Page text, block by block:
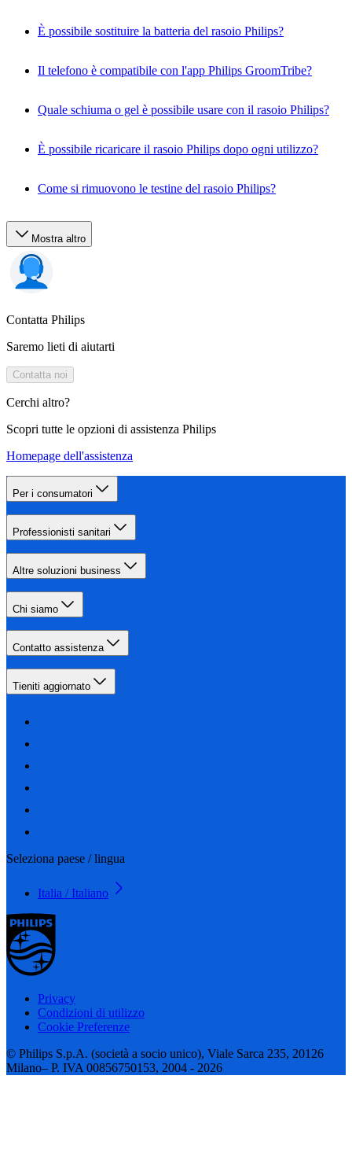
È possibile sostituire la batteria del rasoio Philips?
Il telefono è compatibile con l'app Philips GroomTribe?
Quale schiuma o gel è possibile usare con il rasoio Philips?
È possibile ricaricare il rasoio Philips dopo ogni utilizzo?
Come si rimuovono le testine del rasoio Philips?
Mostra altro
Contatta Philips
Saremo lieti di aiutarti
Contatta noi
Cerchi altro?
Scopri tutte le opzioni di assistenza Philips
Homepage dell'assistenza
Per i consumatori
Professionisti sanitari
Altre soluzioni business
Chi siamo
Contatto assistenza
Tieniti aggiornato
Seleziona paese / lingua
Italia / Italiano
Privacy
Condizioni di utilizzo
Cookie Preferenze
© Philips S.p.A. (società a socio unico), Viale Sarca 235, 20126
Milano– P. IVA 00856750153, 2004 - 2026